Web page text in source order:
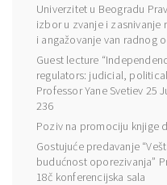
Univerzitet u Beogradu
izbor u zvanje i
i angažovanje van radnog
Guest lecture
regulators: judicial,
Professor Yane Svetiev 25
236
Poziv na promociju knjige
Gostujuće predavanje
budućnost oporezivanja”
18č konferencijska sala